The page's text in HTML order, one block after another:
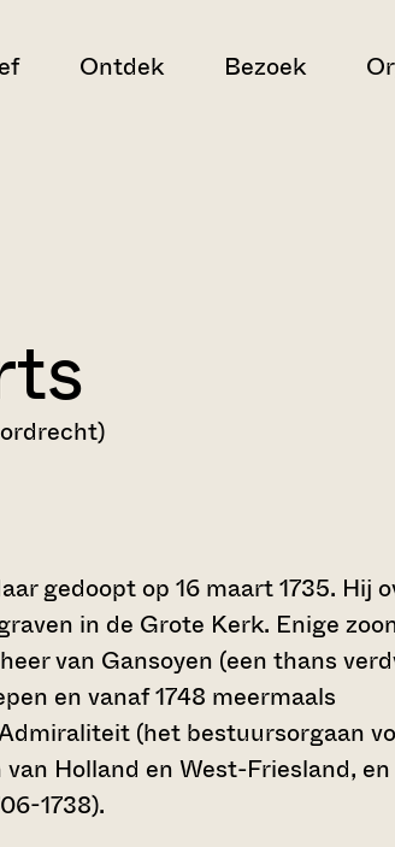
Ontdek Bezoek
gedoopt op 16 maart 1735. Hij
in de Grote Kerk. Enige
van Gansoyen (een thans
en vanaf 1748 meermaals
(het bestuursorgaan
Holland en West-Friesland, en
1738).